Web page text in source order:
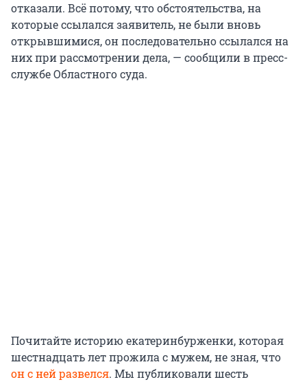
отказали. Всё потому, что обстоятельства, на
которые ссылался заявитель, не были вновь
открывшимися, он последовательно ссылался на
них при рассмотрении дела, — сообщили в пресс-
службе Областного суда.
Почитайте историю екатеринбурженки, которая
шестнадцать лет прожила с мужем, не зная, что
он с ней развелся. Мы публиковали шесть